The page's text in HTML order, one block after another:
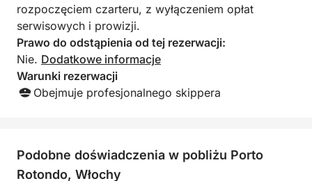
rozpoczęciem czarteru, z wyłączeniem opłat
serwisowych i prowizji.
Prawo do odstąpienia od tej rezerwacji:
Nie. Dodatkowe informacje
Warunki rezerwacji
Obejmuje profesjonalnego skippera
Podobne doświadczenia w pobliżu Porto
Rotondo, Włochy